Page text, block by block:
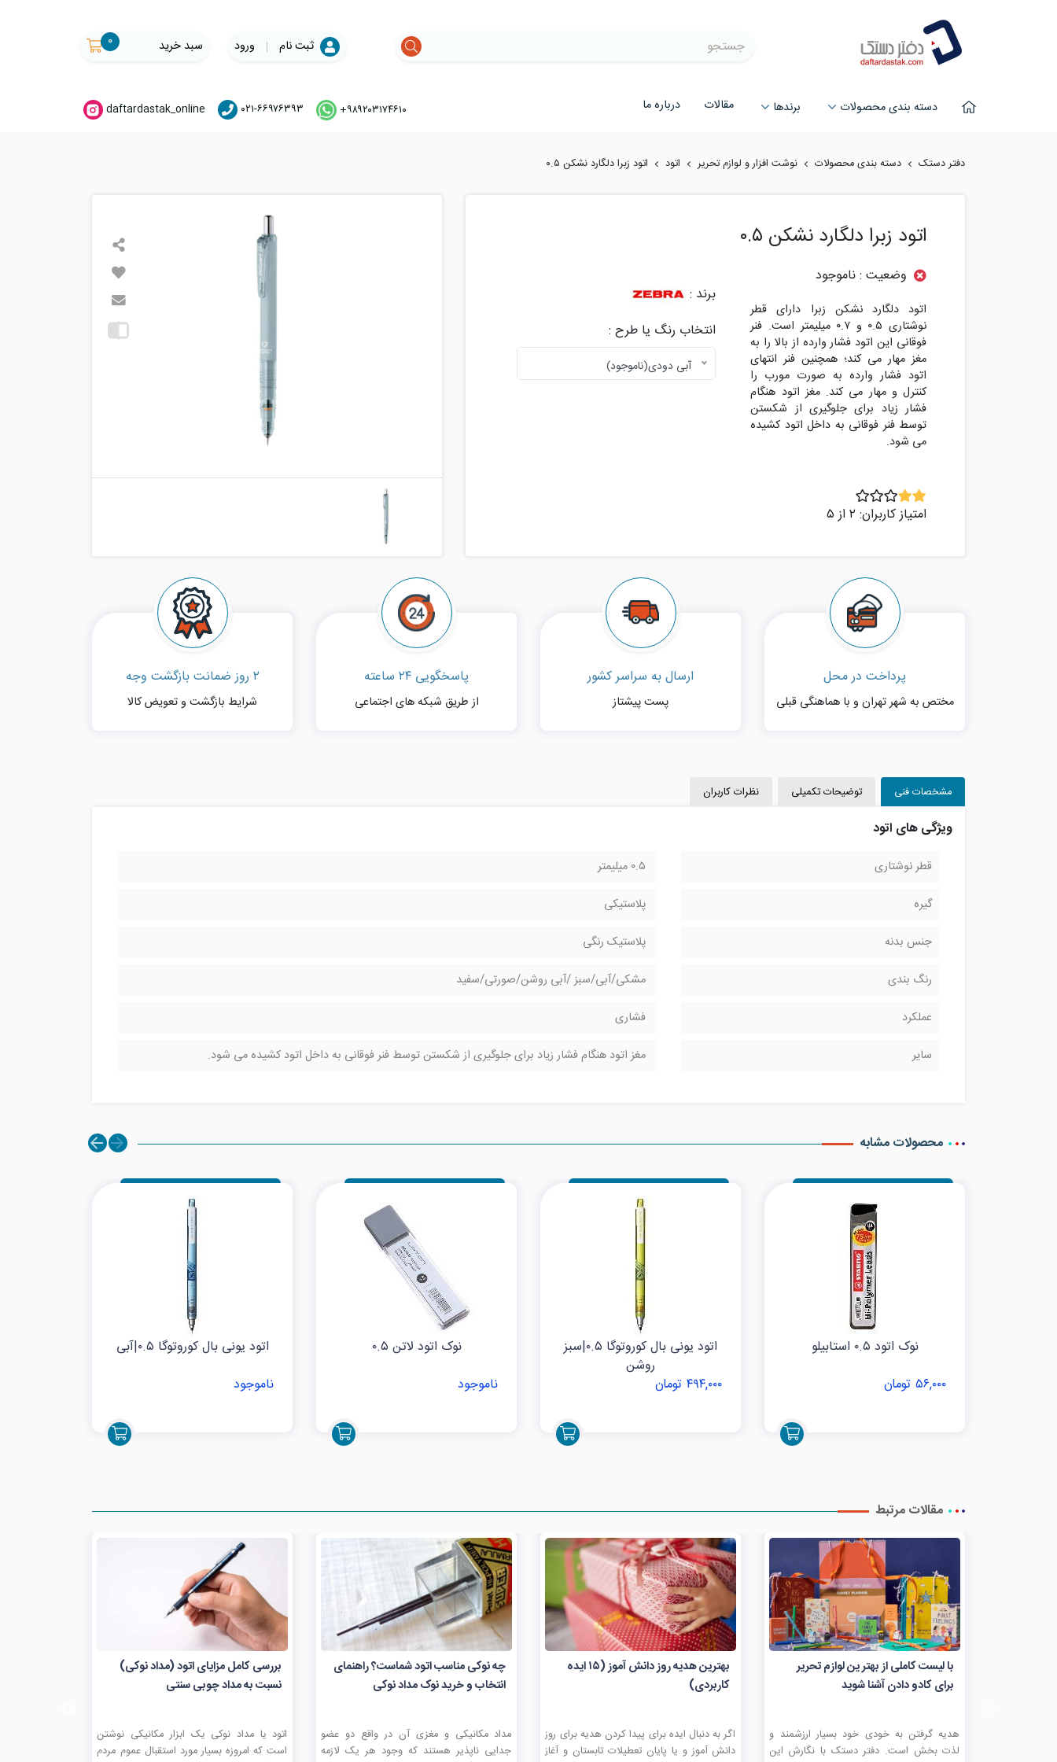
جستجو ثبت نام ورود سبد خرید ۰
دسته بندی محصولات برند‌ها مقالات درباره ما +۹۸۹۲۰۳۱۷۴۶۱۰ ۰۲۱-۶۶۹۷۶۳۹۳ daftardastak_online
دفتر دستک دسته بندی محصولات نوشت افزار و لوازم تحریر اتود اتود زبرا دلگارد نشکن ۰.۵
اتود زبرا دلگارد نشکن ۰.۵
وضعیت : ناموجود
اتود دلگارد نشکن زبرا دارای قطر
نوشتاری ۰.۵ و ۰.۷ میلیمتر است. فنر
فوقانی این اتود فشار وارده از بالا را به
مغز مهار می کند؛ همچنین فنر انتهای
اتود فشار وارده به صورت مورب را
کنترل و مهار می کند. مغز اتود هنگام
فشار زیاد برای جلوگیری از شکستن
توسط فنر فوقانی به داخل اتود کشیده
برند :
انتخاب رنگ یا طرح :
آبی دودی(ناموجود)
امتیاز کاربران: ۲ از ۵
پرداخت در محل
مختص به شهر تهران و با هماهنگی قبلی
ارسال به سراسر کشور
پست پیشتاز
پاسخگویی ۲۴ ساعته
از طریق شبکه های اجتماعی
۲ روز ضمانت بازگشت وجه
شرایط بازگشت و تعویض کالا
مشخصات فنی توضیحات تکمیلی نظرات کاربران
ویژگی های اتود
قطر نوشتاری
۰.۵ میلیمتر
گیره
پلاستیکی
جنس بدنه
پلاستیک رنگی
رنگ بندی
مشکی/آبی/سبز /آبی روشن/صورتی/سفید
عملکرد
فشاری
سایر
مغز اتود هنگام فشار زیاد برای جلوگیری از شکستن توسط فنر فوقانی به داخل اتود کشیده می شود.
محصولات مشابه
نوک اتود ۰.۵ استابیلو
۵۶,۰۰۰ تومان
اتود یونی بال کوروتوگا ۰.۵|سبز
روشن
۴۹۴,۰۰۰ تومان
نوک اتود لاتن ۰.۵
ناموجود
اتود یونی بال کوروتوگا ۰.۵|آبی
ناموجود
مقالات مرتبط
با لیست کاملی از بهتر ین لوازم تحریر
برای کادو دادن آشنا شوید
هدیه گرفتن به خودی خود بسیار ارزشمند و
لذت بخش است. دفتر دستک با نگارش این
بهترین هدیه روز دانش آموز (۱۵ ایده
کاربردی)
اگر به دنبال ایده برای پیدا کردن هدیه برای روز
دانش آموز و یا پایان تعطیلات تابستان و آغاز
چه نوکی مناسب اتود شماست؟ راهنمای
انتخاب و خرید نوک مداد نوکی
مداد مکانیکی و مغزی آن در واقع دو عضو
جدایی ناپذیر هستند که وجود هر یک لازمه
بررسی کامل مزایای اتود (مداد نوکی)
نسبت به مداد چوبی سنتی
اتود یا مداد نوکی یک ابزار مکانیکی نوشتن
است که امروزه بسیار مورد استقبال عموم مردم